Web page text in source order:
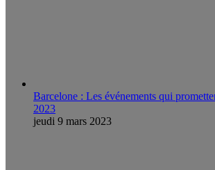
Barcelone : Les événements qui
2023
jeudi 9 mars 2023